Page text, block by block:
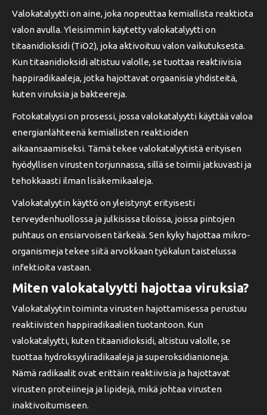
Valokatalyytti on aine, joka nopeuttaa kemiallista reaktiota
valon avulla. Yleisimmin käytetty valokatalyytti on
titaanidioksidi (TiO2), joka aktivoituu valon vaikutuksesta.
Kun titaanidioksidi altistuu valolle, se tuottaa reaktiivisia
happiradikaaleja, jotka hajottavat orgaanisia yhdisteitä,
kuten viruksia ja bakteereja.
Fotokatalyysi on prosessi, jossa valokatalyytti käyttää valoa
energianlähteenä kemiallisten reaktioiden
aikaansaamiseksi. Tämä tekee valokatalyytistä erityisen
hyödyllisen virusten torjunnassa, sillä se toimii jatkuvasti ja
tehokkaasti ilman lisäkemikaaleja.
Valokatalyytin käyttö on yleistynyt erityisesti
terveydenhuollossa ja julkisissa tiloissa, joissa pintojen
puhtaus on ensiarvoisen tärkeää. Sen kyky hajottaa mikro-
organismeja tekee siitä arvokkaan työkalun taistelussa
infektioita vastaan.
Miten valokatalyytti hajottaa viruksia?
Valokatalyytin toiminta virusten hajottamisessa perustuu
reaktiivisten happiradikaalien tuotantoon. Kun
valokatalyytti, kuten titaanidioksidi, altistuu valolle, se
tuottaa hydroksyyliradikaaleja ja superoksidianioneja.
Nämä radikaalit ovat erittäin reaktiivisia ja hajottavat
virusten proteiineja ja lipidejä, mikä johtaa virusten
inaktivoitumiseen.